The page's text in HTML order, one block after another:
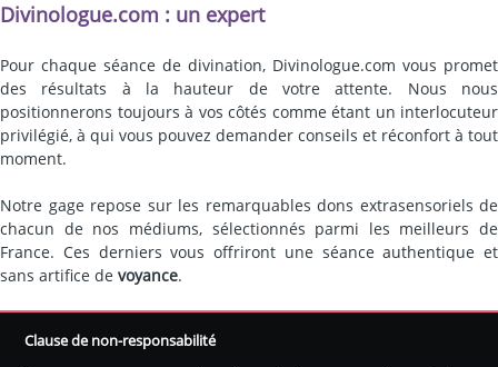
Divinologue.com : un expert
Pour chaque séance de divination, Divinologue.com vous promet
des résultats à la hauteur de votre attente. Nous nous
positionnerons toujours à vos côtés comme étant un interlocuteur
privilégié, à qui vous pouvez demander conseils et réconfort à tout
moment.
Notre gage repose sur les remarquables dons extrasensoriels de
chacun de nos médiums, sélectionnés parmi les meilleurs de
France. Ces derniers vous offriront une séance authentique et
sans artifice de voyance.
Clause de non-responsabilité